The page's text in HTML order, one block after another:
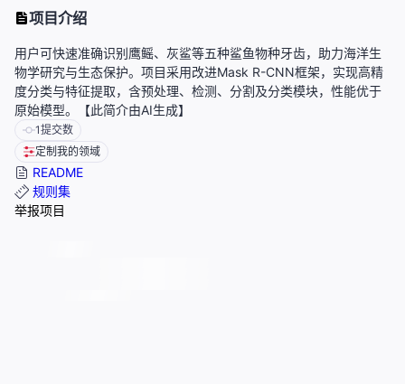
项目介绍
用户可快速准确识别鹰鳐、灰鲨等五种鲨鱼物种牙齿，助力海洋生
物学研究与生态保护。项目采用改进Mask R-CNN框架，实现高精
度分类与特征提取，含预处理、检测、分割及分类模块，性能优于
原始模型。【此简介由AI生成】
1提交数
定制我的领域
README
规则集
举报项目